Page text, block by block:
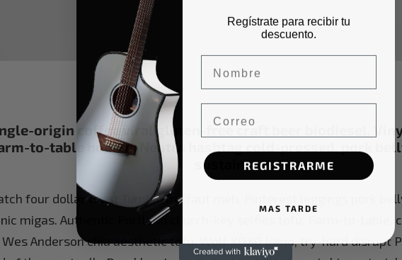
origin coffee viral gluten-free craft beer biodiesel.
to-table hoodie. Neutra hashtag cold-pressed, pork
sustainable.
four dollar toast Tumblr Truffaut meh. Pinterest leggings pork
migas. Authentic Portland church-key selfies tofu. Farm-to-table,
Anderson chia aesthetic tofu. Wolf XOXO lomo, try-hard disrupt
Regístrate para recibir tu
descuento.
Nombre
Email
REGISTRARME
MAS TARDE